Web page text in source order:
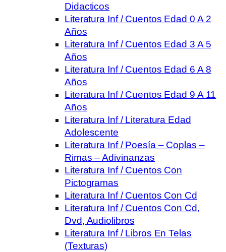
Didacticos
Literatura Inf / Cuentos Edad 0 A 2
Años
Literatura Inf / Cuentos Edad 3 A 5
Años
Literatura Inf / Cuentos Edad 6 A 8
Años
Literatura Inf / Cuentos Edad 9 A 11
Años
Literatura Inf / Literatura Edad
Adolescente
Literatura Inf / Poesía – Coplas –
Rimas – Adivinanzas
Literatura Inf / Cuentos Con
Pictogramas
Literatura Inf / Cuentos Con Cd
Literatura Inf / Cuentos Con Cd,
Dvd, Audiolibros
Literatura Inf / Libros En Telas
(Texturas)